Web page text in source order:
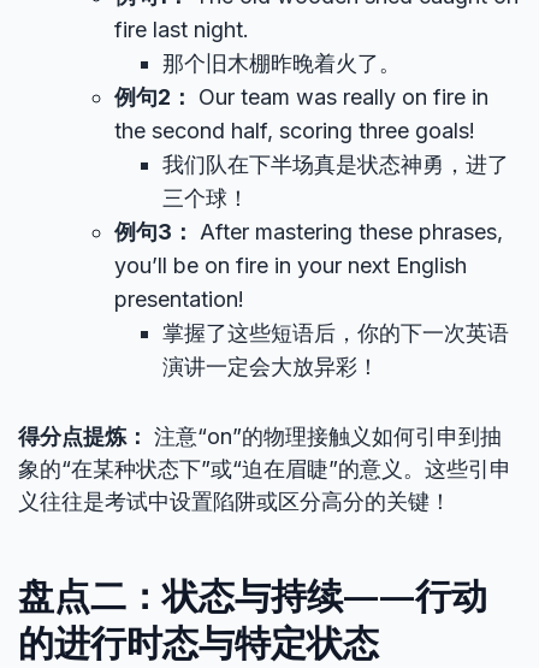
fire last night.
那个旧木棚昨晚着火了。
例句2：
Our team was really on fire in
the second half, scoring three goals!
我们队在下半场真是状态神勇，进了
三个球！
例句3：
After mastering these phrases,
you’ll be on fire in your next English
presentation!
掌握了这些短语后，你的下一次英语
演讲一定会大放异彩！
得分点提炼： 注意“on”的物理接触义如何引申到抽
象的“在某种状态下”或“迫在眉睫”的意义。这些引申
义往往是考试中设置陷阱或区分高分的关键！
盘点二：状态与持续——行动
的进行时态与特定状态